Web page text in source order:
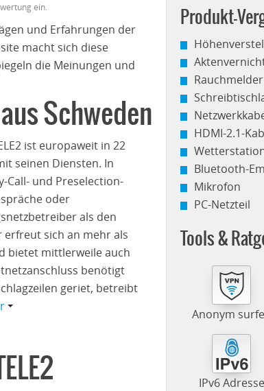
ein.
und Erfahrungen der
macht sich diese
die Meinungen und
Schweden
ist europaweit in 22
seinen Diensten. In
Call- und Preselection-
oder
als den
erfreut sich an mehr als
bietet mittlerweile auch
benötigt
geriet, betreibt
Produkt-
Rauchmelder
HDMI-2.1-
Bluetooth-
Mikrofon
PC-Netzteil
Tools &
Anonym
IPv6 Adresse